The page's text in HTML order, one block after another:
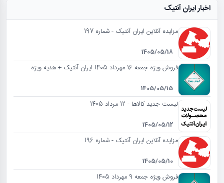
اخبار ایران آنتیک
مزایده آنلاین ایران آنتیک - شماره 197
1405/05/18
فروش ویژه جمعه 16 مهرداد 1405 ایران آنتیک + هدیه ویژه
1405/05/15
لیست جدید کالاها - 12 مرداد 1405
1405/05/12
مزایده آنلاین ایران آنتیک - شماره 196
1405/05/10
فروش ویژه جمعه 9 مهرداد 1405